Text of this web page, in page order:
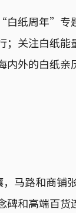
白纸周年”专
；关注白纸能
内外的白纸亲
马路和商铺
碑和高端百货